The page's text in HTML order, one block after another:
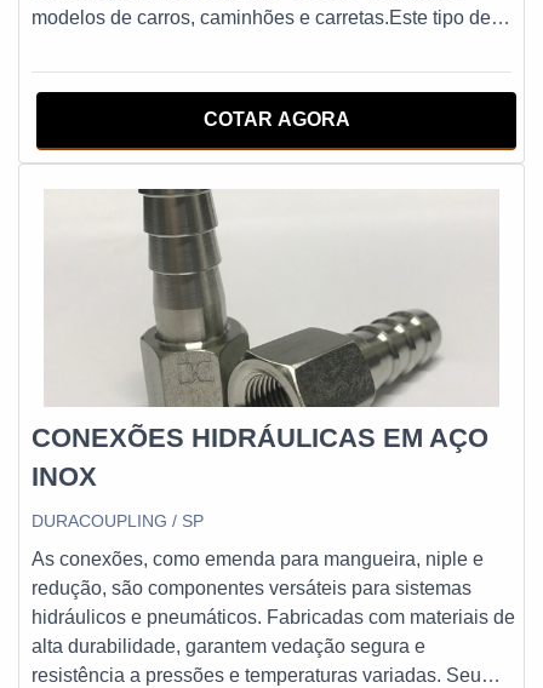
modelos de carros, caminhões e carretas.Este tipo de
versões, apropriados para aplicação em modelos e
a direção hidráulica possa atuar com
COTAR AGORA
CONEXÕES HIDRÁULICAS EM AÇO
INOX
DURACOUPLING / SP
As conexões, como emenda para mangueira, niple e
redução, são componentes versáteis para sistemas
hidráulicos e pneumáticos. Fabricadas com materiais de
alta durabilidade, garantem vedação segura e
resistência a pressões e temperaturas variadas. Seu